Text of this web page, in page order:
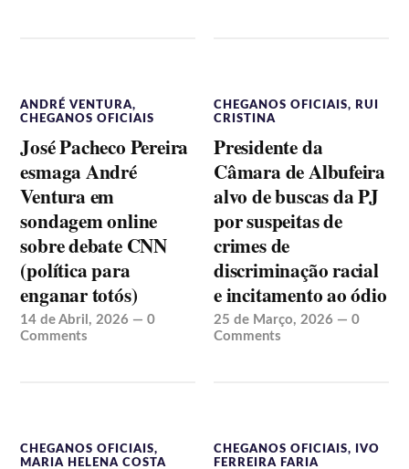
ANDRÉ VENTURA,
CHEGANOS OFICIAIS
José Pacheco Pereira
esmaga André
Ventura em
sondagem online
sobre debate CNN
(política para
enganar totós)
14 de Abril, 2026 —0
Comments
CHEGANOS OFICIAIS,
RUI
CRISTINA
Presidente da
Câmara de Albufeira
alvo de buscas da PJ
por suspeitas de
crimes de
discriminação racial
e incitamento ao ódio
25 de Março, 2026 —0
Comments
CHEGANOS OFICIAIS,
MARIA HELENA COSTA
CHEGANOS OFICIAIS,
IVO
FERREIRA FARIA